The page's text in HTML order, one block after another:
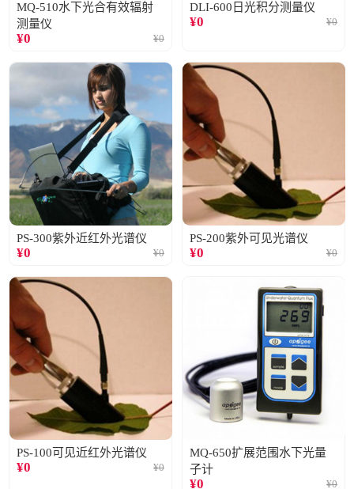
MQ-510水下光合有效辐射
测量仪
¥0 ¥0
DLI-600日光积分测量仪
¥0 ¥0
PS-300紫外近红外光谱仪
¥0 ¥0
PS-200紫外可见光谱仪
¥0 ¥0
PS-100可见近红外光谱仪
¥0 ¥0
MQ-650扩展范围水下光量
子计
¥0 ¥0